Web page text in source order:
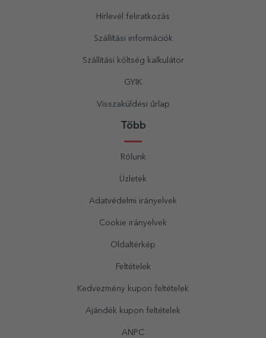
Hírlevél feliratkozás
Szállítási információk
Szállítási költség kalkulátor
GYIK
Visszaküldési űrlap
Több
Rólunk
Üzletek
Adatvédelmi irányelvek
Cookie irányelvek
Oldaltérkép
Feltételek
Kedvezmény kupon feltételek
Ajándék kupon feltételek
ANPC